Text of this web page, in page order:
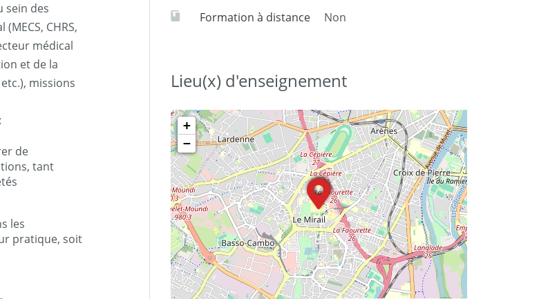
sein des
CHRS,
médical
et de la
missions
de
tant
les
pratique, soit
Formation à distance Non
Lieu(x) d'enseignement
+
−